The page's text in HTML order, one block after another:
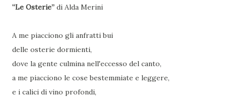
“Le Osterie” di Alda Merini
A me piacciono gli anfratti bui
delle osterie dormienti,
dove la gente culmina nell'eccesso del canto,
a me piacciono le cose bestemmiate e leggere,
e i calici di vino profondi,